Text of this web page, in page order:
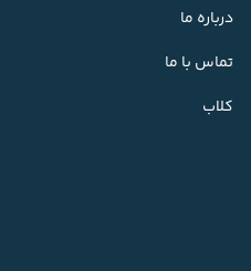
درباره ما
تماس با ما
کلاب